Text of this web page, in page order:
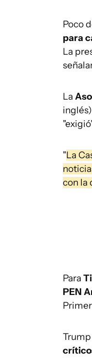
Poco
para
La
La
"La
con la
Para
PEN